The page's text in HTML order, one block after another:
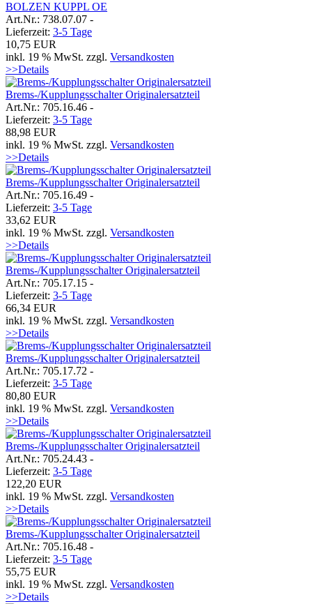
BOLZEN KUPPL OE
Art.Nr.: 738.07.07 -
Lieferzeit: 3-5 Tage
10,75 EUR
inkl. 19 % MwSt. zzgl. Versandkosten
>>Details
Brems-/Kupplungsschalter Originalersatzteil
Art.Nr.: 705.16.46 -
Lieferzeit: 3-5 Tage
88,98 EUR
inkl. 19 % MwSt. zzgl. Versandkosten
>>Details
Brems-/Kupplungsschalter Originalersatzteil
Art.Nr.: 705.16.49 -
Lieferzeit: 3-5 Tage
33,62 EUR
inkl. 19 % MwSt. zzgl. Versandkosten
>>Details
Brems-/Kupplungsschalter Originalersatzteil
Art.Nr.: 705.17.15 -
Lieferzeit: 3-5 Tage
66,34 EUR
inkl. 19 % MwSt. zzgl. Versandkosten
>>Details
Brems-/Kupplungsschalter Originalersatzteil
Art.Nr.: 705.17.72 -
Lieferzeit: 3-5 Tage
80,80 EUR
inkl. 19 % MwSt. zzgl. Versandkosten
>>Details
Brems-/Kupplungsschalter Originalersatzteil
Art.Nr.: 705.24.43 -
Lieferzeit: 3-5 Tage
122,20 EUR
inkl. 19 % MwSt. zzgl. Versandkosten
>>Details
Brems-/Kupplungsschalter Originalersatzteil
Art.Nr.: 705.16.48 -
Lieferzeit: 3-5 Tage
55,75 EUR
inkl. 19 % MwSt. zzgl. Versandkosten
>>Details